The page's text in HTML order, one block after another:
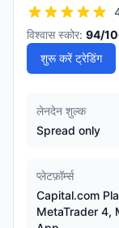
विश्वास स्कोर: 94/
शुरू करें ट्रेडिंग
लेनदेन शुल्क
Spread only
प्लेटफ़ॉर्म्स
Capital.com
MetaTrader 4,